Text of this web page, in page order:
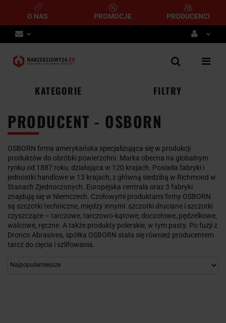
O NAS PROMOCJE PRODUCENCI
Zaloguj się
Dodaj zgłoszenie
KATEGORIE FILTRY
PRODUCENT - OSBORN
OSBORN firma amerykańska specjalizująca się w produkcji
produktów do obróbki powierzchni. Marka obecna na globalnym
rynku od 1887 roku, działająca w 120 krajach. Posiada fabryki i
jednostki handlowe w 13 krajach, z główną siedzibą w Richmond w
Stanach Zjednoczonych. Europejska centrala oraz 3 fabryki
znajdują się w Niemczech. Czołowymi produktami firmy OSBORN
są szczotki techniczne, między innymi: szczotki druciane i szczotki
czyszczące – tarczowe, tarczowo-kątowe, doczołowe, pędzelkowe,
walcowe, ręczne. A także produkty polerskie, w tym pasty. Po fuzji z
Dronco Abrasives, spółka OSBORN stała się również producentem
tarcz do cięcia i szlifowania.